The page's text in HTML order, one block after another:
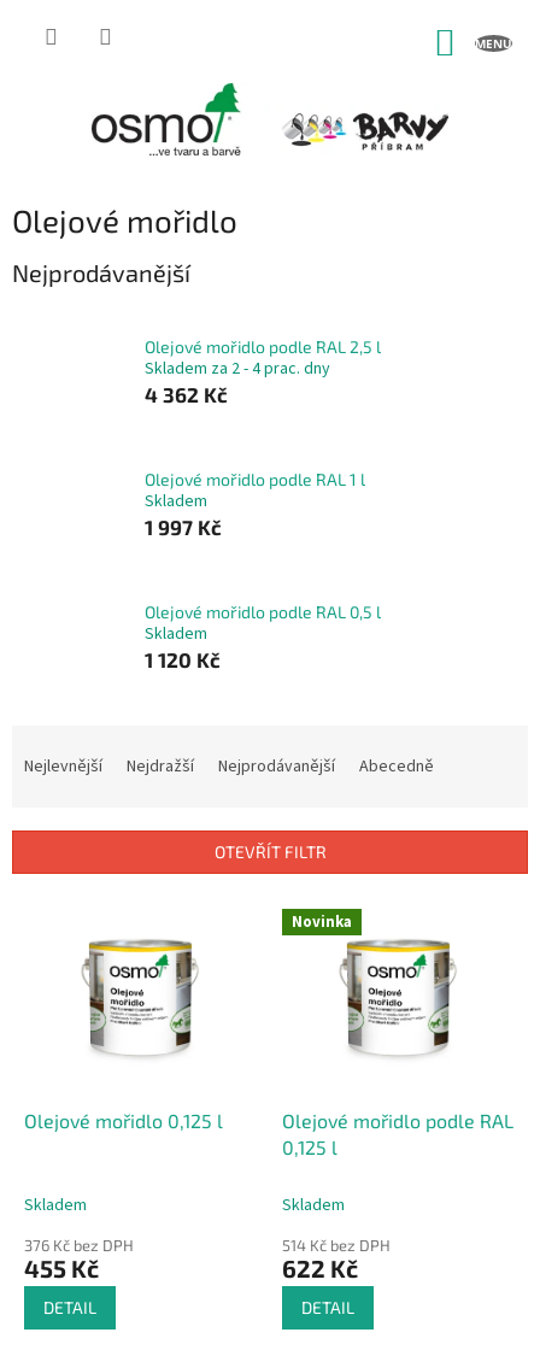
Olejové mořidlo
Nejprodávanější
Olejové mořidlo podle RAL 2,5 l
Skladem za 2 - 4 prac. dny
4 362 Kč
Olejové mořidlo podle RAL 1 l
Skladem
1 997 Kč
Olejové mořidlo podle RAL 0,5 l
Skladem
1 120 Kč
í
Nejlevnější Nejdražší Nejprodávanější Abecedně
OTEVŘÍT FILTR
Olejové mořidlo 0,125 l
Skladem
376 Kč bez DPH
455 Kč
DETAIL
Novinka
Olejové mořidlo podle RAL
0,125 l
Skladem
514 Kč bez DPH
622 Kč
DETAIL